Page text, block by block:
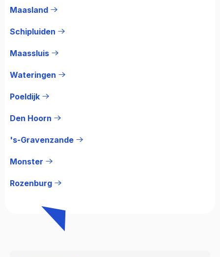
Maasland
Schipluiden
Maassluis
Wateringen
Poeldijk
Den Hoorn
's-Gravenzande
Monster
Rozenburg